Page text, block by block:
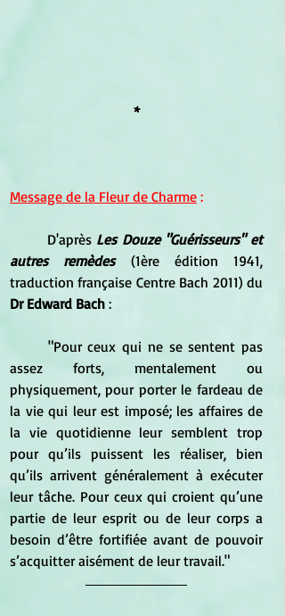
*
Message de la Fleur de Charme :
	D'après
Les Douze "Guérisseurs" et
autres remèdes (1ère édition 1941,
Dr Edward Bach :
assez forts, mentalement ou
physiquement, pour porter le fardeau de
la vie qui leur est imposé; les affaires de
la vie quotidienne leur semblent trop
pour qu’ils puissent les réaliser, bien
qu’ils arrivent généralement à exécuter
leur tâche. Pour ceux qui croient qu’une
partie de leur esprit ou de leur corps a
besoin d’être fortifiée avant de pouvoir
s’acquitter aisément de leur travail."